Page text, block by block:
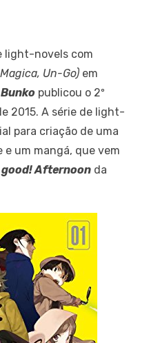
light-novels com
Un-Go) em
publicou o 2º
2015. A série de light-
para criação de uma
e um mangá, que vem
good! Afternoon da